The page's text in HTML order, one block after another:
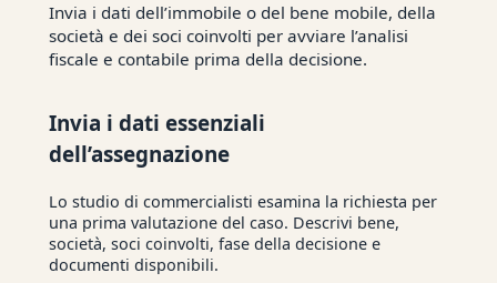
Invia i dati dell’immobile o del bene mobile, della
società e dei soci coinvolti per avviare l’analisi
fiscale e contabile prima della decisione.
Invia i dati essenziali
dell’assegnazione
Lo studio di commercialisti esamina la richiesta per
una prima valutazione del caso. Descrivi bene,
società, soci coinvolti, fase della decisione e
documenti disponibili.